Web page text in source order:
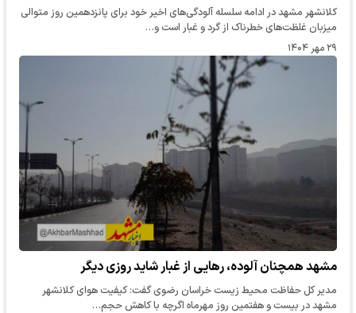
کلانشهر مشهد در ادامه سلسله آلودگی‌های اخیر خود برای پانزدهمین روز متوالی
میزبان غلظت‌های خطرناک از گرد و غبار است و…
۲۹ مهر ۱۴۰۴
مشهد همچنان آلوده، رهایی از غبار شاید روزی دیگر
مدیر کل حفاظت محیط زیست خراسان رضوی گفت: کیفیت هوای کلانشهر
مشهد در بیست و هفتمین روز مهرماه اگرچه با کاهش حجم…